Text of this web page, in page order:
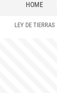
HOME
LEY DE TIERRAS